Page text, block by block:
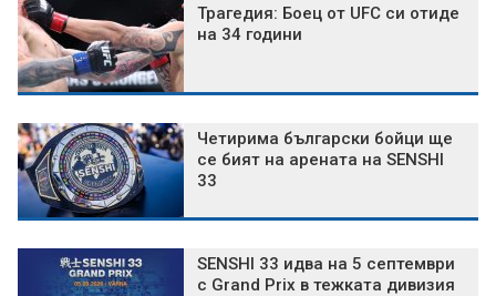
Трагедия: Боец от UFC си отиде
на 34 години
Четирима български бойци ще
се бият на арената на SENSHI
33
SENSHI 33 идва на 5 септември
с Grand Prix в тежката дивизия